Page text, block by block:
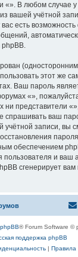
В любом случае у
вашей учётной
есть возможность
этот же
Ваш пароль
«»,
ни представители
спрашивать ваш
учётной записи, вы
обеспечением
и ваш
сгенерирует
phpBB® Forum Software ©
поддержка phpBB
| Правила